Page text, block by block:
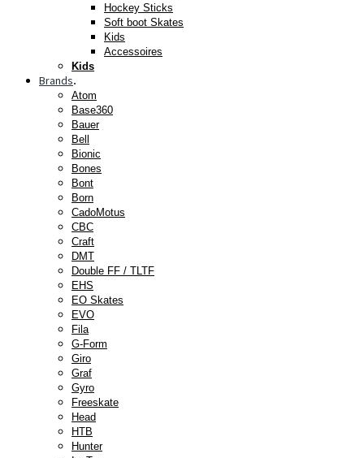
Hockey Sticks
Soft boot Skates
Kids
Accessoires
Kids
Brands.
Atom
Base360
Bauer
Bell
Bionic
Bones
Bont
Born
CadoMotus
CBC
Craft
DMT
Double FF / TLTF
EHS
EO Skates
EVO
Fila
G-Form
Giro
Graf
Gyro
Freeskate
Head
HTB
Hunter